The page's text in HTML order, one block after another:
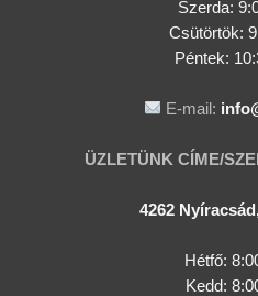
Szerda:
Csütörtök:
Péntek:
E-mail:
ÜZLETÜNK CÍME/
4262
Hétfő:
Kedd: